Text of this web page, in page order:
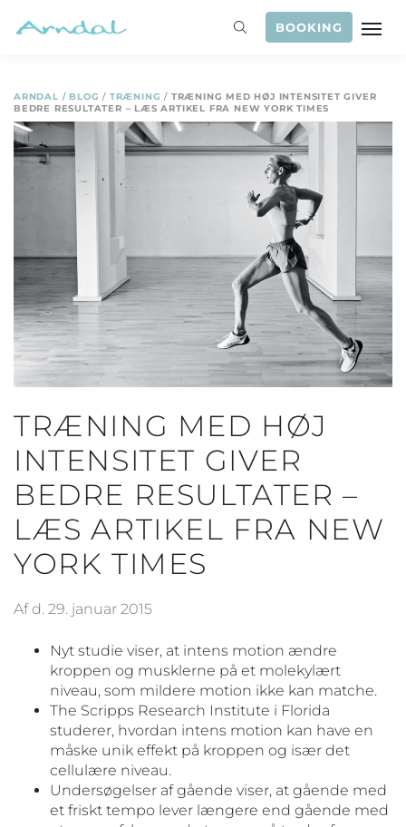
BOOKING
ARNDAL / BLOG / TRÆNING / TRÆNING MED HØJ INTENSITET GIVER
BEDRE RESULTATER – LÆS ARTIKEL FRA NEW YORK TIMES
TRÆNING MED HØJ
INTENSITET GIVER
BEDRE RESULTATER –
LÆS ARTIKEL FRA NEW
YORK TIMES
Af d. 29. januar 2015
Nyt studie viser, at intens motion ændre
kroppen og musklerne på et molekylært
niveau, som mildere motion ikke kan matche.
The Scripps Research Institute i Florida
studerer, hvordan intens motion kan have en
måske unik effekt på kroppen og især det
cellulære niveau.
Undersøgelser af gående viser, at gående med
et friskt tempo lever længere end gående med